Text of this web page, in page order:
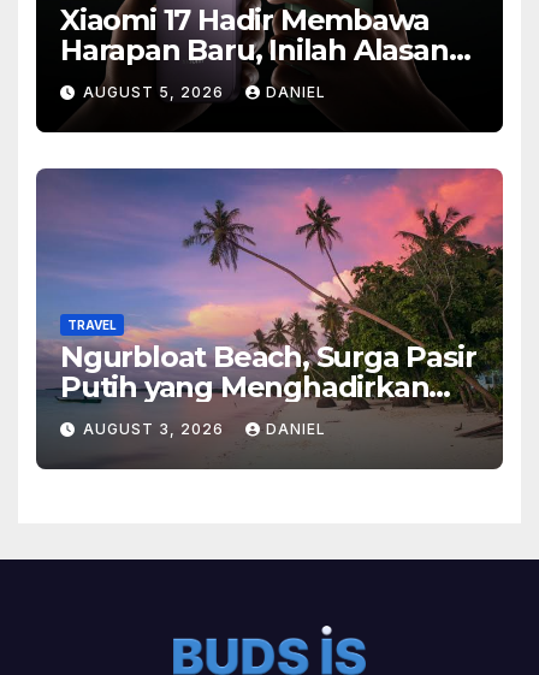
Xiaomi 17 Hadir Membawa
Harapan Baru, Inilah Alasan
Banyak Orang Menantikan
Ponsel Flagship Ini
AUGUST 5, 2026 DANIEL
TRAVEL
Ngurbloat Beach, Surga Pasir
Putih yang Menghadirkan
Ketenangan dan Pesona
Alam Tak Terlupakan
AUGUST 3, 2026 DANIEL